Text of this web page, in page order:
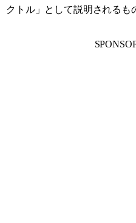
クトル」として説明されるも